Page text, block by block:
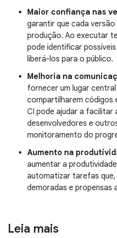
Maior confiança nas
garantir que cada
produção. Ao executar
pode identificar
liberá-los para o público.
Melhoria na
fornecer um lugar
compartilharem códigos
CI pode ajudar a
desenvolvedores e
monitoramento do
Aumento na
aumentar a
automatizar tarefas
demoradas e propensas
Leia mais